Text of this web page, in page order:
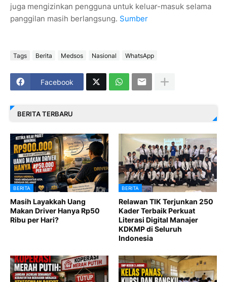
juga mengizinkan pengguna untuk keluar-masuk selama
panggilan masih berlangsung. Sumber
Tags Berita Medsos Nasional WhatsApp
Facebook
BERITA TERBARU
BERITA
Masih Layakkah Uang
Makan Driver Hanya Rp50
Ribu per Hari?
BERITA
Relawan TIK Terjunkan 250
Kader Terbaik Perkuat
Literasi Digital Manajer
KDKMP di Seluruh
Indonesia